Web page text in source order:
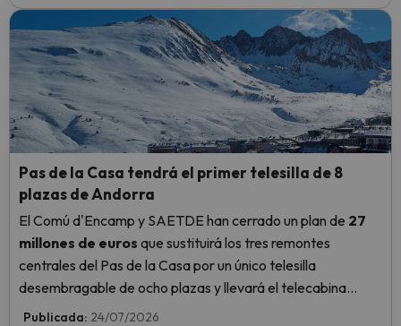
Pas de la Casa tendrá el primer telesilla de 8
plazas de Andorra
El Comú d'Encamp y SAETDE han cerrado un plan de 27
millones de euros que sustituirá los tres remontes
centrales del Pas de la Casa por un único telesilla
desembragable de ocho plazas y llevará el telecabina
Pioners hasta el lago de les Abelletes.
Publicada: 24/07/2026